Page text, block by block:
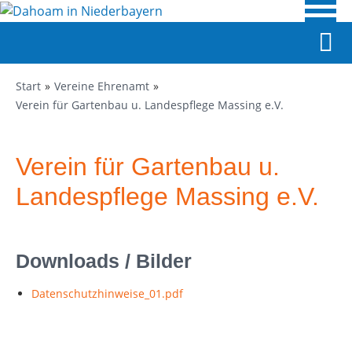
Start
Vereine Ehrenamt
Verein für Gartenbau u. Landespflege Massing e.V.
Verein für Gartenbau u.
Landespflege Massing e.V.
Downloads / Bilder
Datenschutzhinweise_01.pdf